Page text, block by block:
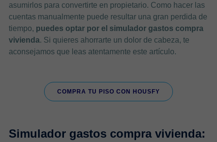
asumirlos para convertirte en propietario. Como hacer las
cuentas manualmente puede resultar una gran perdida de
tiempo, puedes optar por el simulador gastos compra
vivienda. Si quieres ahorrarte un dolor de cabeza, te
aconsejamos que leas atentamente este artículo.
COMPRA TU PISO CON HOUSFY
Simulador gastos compra vivienda: